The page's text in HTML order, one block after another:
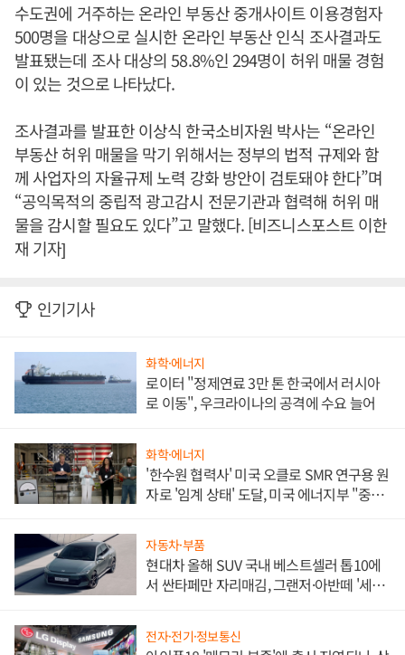
수도권에 거주하는 온라인 부동산 중개사이트 이용경험자
500명을 대상으로 실시한 온라인 부동산 인식 조사결과도
발표됐는데 조사 대상의 58.8%인 294명이 허위 매물 경험
이 있는 것으로 나타났다.
조사결과를 발표한 이상식 한국소비자원 박사는 “온라인
부동산 허위 매물을 막기 위해서는 정부의 법적 규제와 함
께 사업자의 자율규제 노력 강화 방안이 검토돼야 한다”며
“공익목적의 중립적 광고감시 전문기관과 협력해 허위 매
물을 감시할 필요도 있다”고 말했다. [비즈니스포스트 이한
재 기자]
인기기사
화학·에너지
로이터 "정제연료 3만 톤 한국에서 러시아
로 이동", 우크라이나의 공격에 수요 늘어
화학·에너지
'한수원 협력사' 미국 오클로 SMR 연구용 원
자로 '임계 상태' 도달, 미국 에너지부 "중요
자동차·부품
현대차 올해 SUV 국내 베스트셀러 톱10에
서 싼타페만 자리매김, 그랜저·아반떼 '세단
전자·전기·정보통신